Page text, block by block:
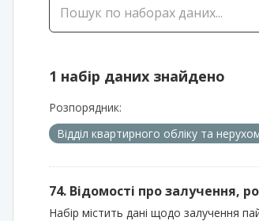
1 набір даних знайдено
Розпорядник:
Відділ квартирного обліку та
74. Відомості про залучення,
Набір містить дані щодо залучення